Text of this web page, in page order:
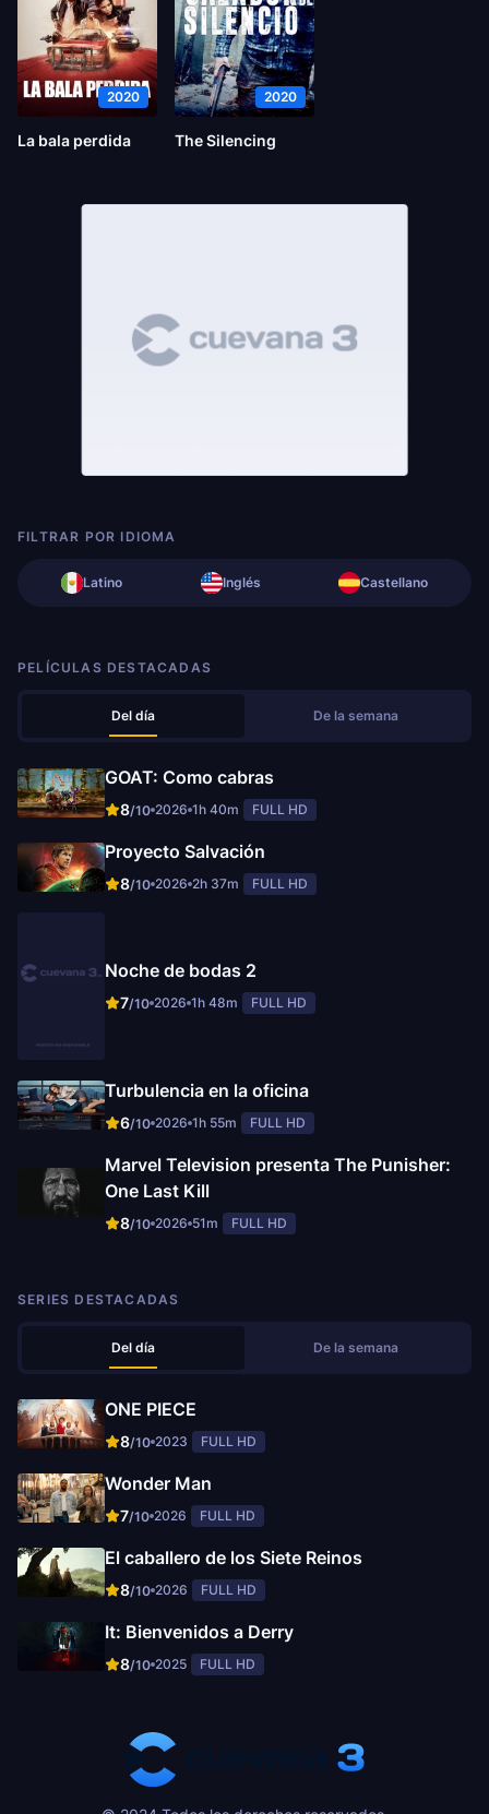
2020
La bala perdida
2020
The Silencing
FILTRAR POR IDIOMA
Latino Inglés Castellano
PELÍCULAS DESTACADAS
Del día De la semana
GOAT: Como cabras
8/10 2026 1h 40m FULL HD
Proyecto Salvación
8/10 2026 2h 37m FULL HD
Noche de bodas 2
7/10 2026 1h 48m FULL HD
Turbulencia en la oficina
6/10 2026 1h 55m FULL HD
Marvel Television presenta The Punisher:
One Last Kill
8/10 2026 51m FULL HD
SERIES DESTACADAS
Del día De la semana
ONE PIECE
8/10 2023 FULL HD
Wonder Man
7/10 2026 FULL HD
El caballero de los Siete Reinos
8/10 2026 FULL HD
It: Bienvenidos a Derry
8/10 2025 FULL HD